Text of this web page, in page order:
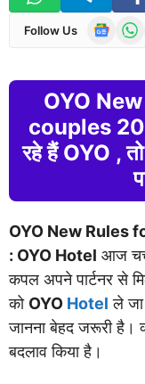
Follow Us
OYO
couples
रहे हैं OYO ,
OYO New Rules
: OYO Hotel आज
कपल अपने पार्टनर से
को OYO Hotel ले जा
जानना बेहद जरूरी है।
बदलाव किया है।